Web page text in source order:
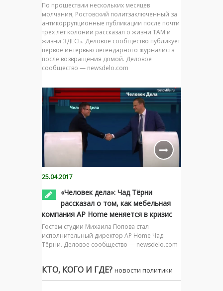
По прошествии нескольких месяцев
молчания, Ростовский политзаключенный за
антикоррупционные публикации после почти
трех лет колонии рассказал о жизни ТАМ и
жизни ЗДЕСЬ. Деловое сообщество публикует
первое интервью легендарного журналиста
после возвращения домой. Деловое
сообщество — newsdelo.com
25.04.2017
«Человек дела»: Чад Тёрни
рассказал о том, как мебельная
компания AP Home меняется в кризис
Гостем студии Михаила Попова стал
исполнительный директор AP Home Чад
Тёрни. Деловое сообщество — newsdelo.com
КТО, КОГО И ГДЕ? новости политики